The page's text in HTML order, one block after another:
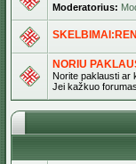
Moderatorius:
NORIU
Norite paklausti ar
Jei kažkuo